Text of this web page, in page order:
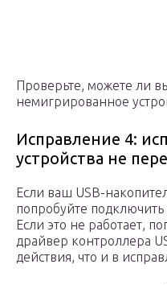
Проверьте, можете ли
немигрированное
Исправление 4:
устройства не
Если ваш USB-
попробуйте
Если это не работает,
драйвер контроллера
действия, что и в